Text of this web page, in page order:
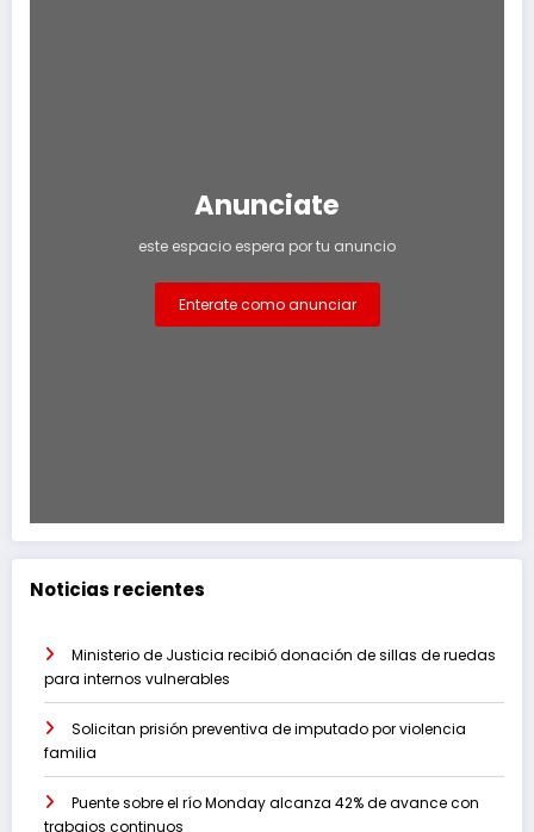
Anunciate
este espacio espera por tu anuncio
Enterate como anunciar
Noticias recientes
Ministerio de Justicia recibió donación de sillas de ruedas
para internos vulnerables
Solicitan prisión preventiva de imputado por violencia
familia
Puente sobre el río Monday alcanza 42% de avance con
trabajos continuos